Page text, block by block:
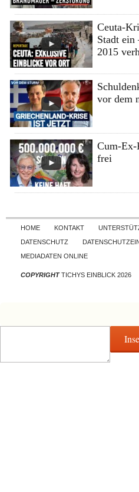
Ceuta-
Stadt ein
2015
vor dem
Cum-Ex-
frei
HOME KONTAKT
DATENSCHUTZ
MEDIADATEN ONLINE
COPYRIGHTTICHYS EINBLICK 2026